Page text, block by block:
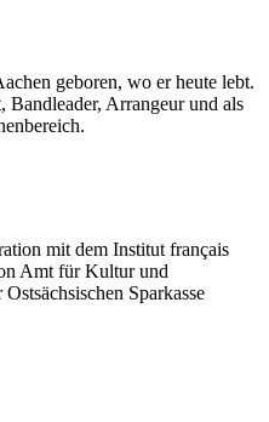
geboren, wo er heute lebt.
Arrangeur und als
mit dem Institut français
Amt für Kultur und
Sparkasse